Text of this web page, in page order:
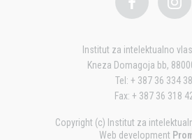
Institut za intelektualno
Kneza Domagoja bb,
Tel: + 387 36 334
Fax: + 387 36 318
Copyright (c) Institut za
Web development